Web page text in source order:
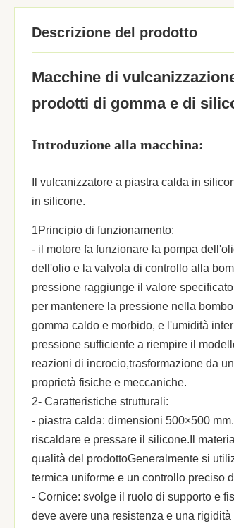
Descrizione del prodotto
Macchine di
prodotti di gomma e di
Introduzione alla macchina:
Il vulcanizzatore a piastra calda in
in silicone.
1Principio di funzionamento:
- il motore fa funzionare la pompa
dell'olio e la valvola di controllo alla
pressione raggiunge il valore
per mantenere la pressione nella
gomma caldo e morbido, e l'umidità
pressione sufficiente a riempire il
reazioni di incrocio,trasformazione da
proprietà fisiche e meccaniche.
2- Caratteristiche strutturali:
- piastra calda: dimensioni 500×500
riscaldare e pressare il silicone.Il
qualità del prodottoGeneralmente si
termica uniforme e un controllo preciso
- Cornice: svolge il ruolo di supporto e
deve avere una resistenza e una